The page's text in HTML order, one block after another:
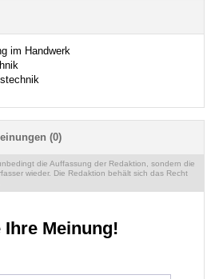
im Handwerk
(0)
die Auffassung der Redaktion, sondern die
wieder. Die Redaktion behält sich das Recht
Meinung!